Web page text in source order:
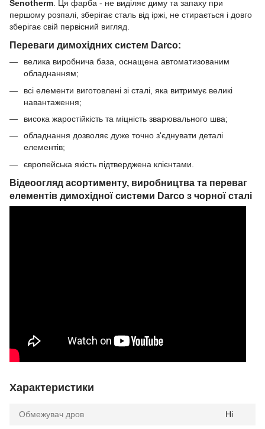
Senotherm. Ця фарба - не виділяє диму та запаху при
першому розпалі, зберігає сталь від іржі, не стирається і довго
зберігає свій первісний вигляд.
Переваги димохідних систем Darco:
велика виробнича база, оснащена автоматизованим
обладнанням;
всі елементи виготовлені зі сталі, яка витримує великі
навантаження;
висока жаростійкість та міцність зварювального шва;
обладнання дозволяє дуже точно з'єднувати деталі
елементів;
європейська якість підтверджена клієнтами.
Відеоогляд асортименту, виробництва та переваг
елементів димохідної системи Darco з чорної сталі
Характеристики
Обмежувач дров Ні